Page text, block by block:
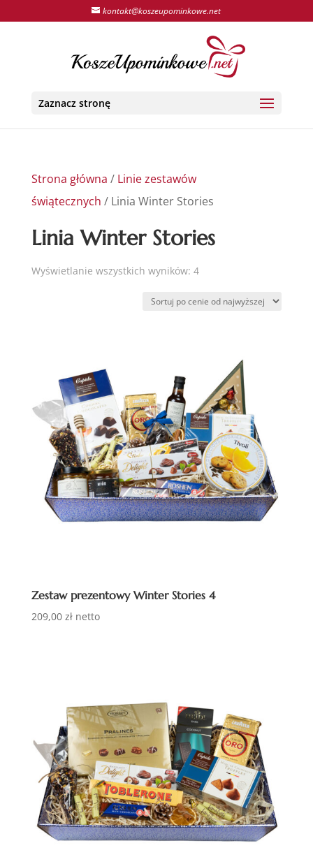
kontakt@koszeupominkowe.net
Zaznacz stronę
Strona główna / Linie zestawów
świątecznych / Linia Winter Stories
Linia Winter Stories
Wyświetlanie wszystkich wyników: 4Posortowane
niskiej
Zestaw prezentowy Winter Stories 4
209,00 zł netto